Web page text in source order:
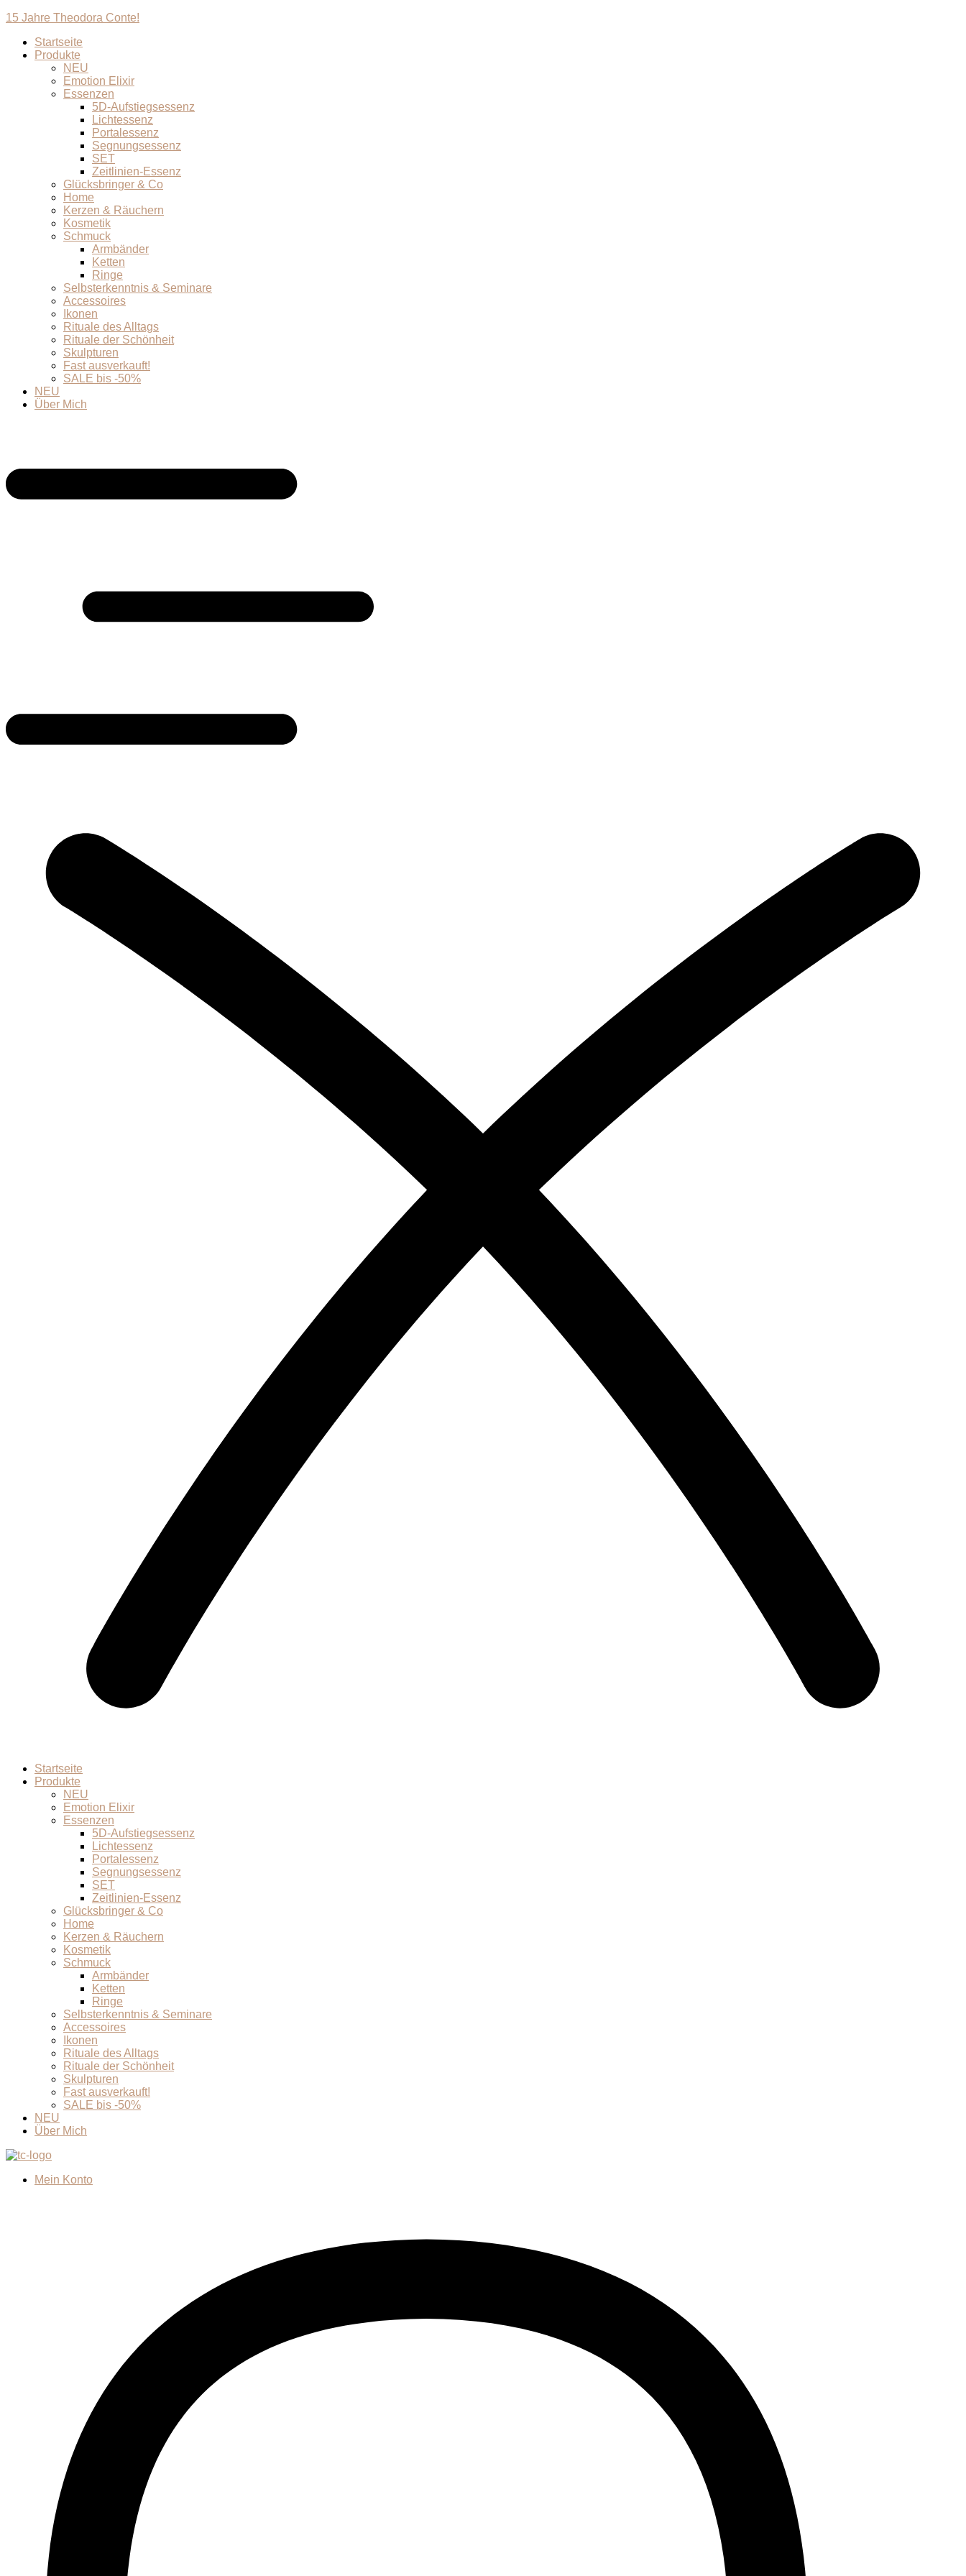
15 Jahre Theodora Conte!
Startseite
Produkte
NEU
Emotion Elixir
Essenzen
5D-Aufstiegsessenz
Lichtessenz
Portalessenz
Segnungsessenz
SET
Zeitlinien-Essenz
Glücksbringer & Co
Home
Kerzen & Räuchern
Kosmetik
Schmuck
Armbänder
Ketten
Ringe
Selbsterkenntnis & Seminare
Accessoires
Ikonen
Rituale des Alltags
Rituale der Schönheit
Skulpturen
Fast ausverkauft!
SALE bis -50%
NEU
Über Mich
Startseite
Produkte
NEU
Emotion Elixir
Essenzen
5D-Aufstiegsessenz
Lichtessenz
Portalessenz
Segnungsessenz
SET
Zeitlinien-Essenz
Glücksbringer & Co
Home
Kerzen & Räuchern
Kosmetik
Schmuck
Armbänder
Ketten
Ringe
Selbsterkenntnis & Seminare
Accessoires
Ikonen
Rituale des Alltags
Rituale der Schönheit
Skulpturen
Fast ausverkauft!
SALE bis -50%
NEU
Über Mich
Mein Konto